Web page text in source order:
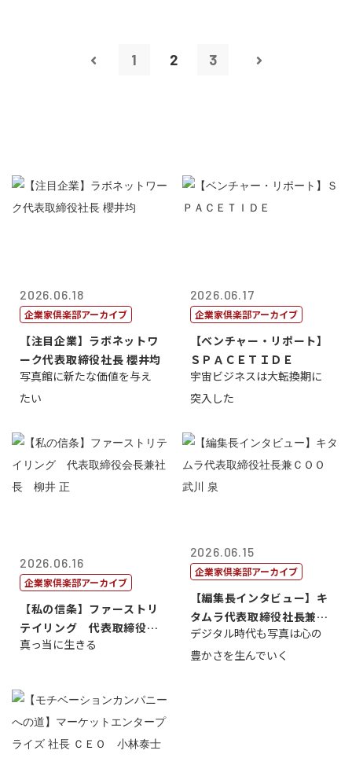
1 2 3
2026.06.18
企業家倶楽部アーカイブ
【注目企業】ラボネットワ
ーク代表取締役社長 櫻井均
写真館に新たな価値を与え
たい
2026.06.17
企業家倶楽部アーカイブ
【ベンチャー・リポート】
ＳＰＡＣＥＴＩＤＥ
宇宙ビジネスは大転換期に
突入した
2026.06.16
企業家倶楽部アーカイブ
【私の信条】ファーストリ
テイリング 代表取締役会
長兼社長 柳...
真っ当に生きる
2026.06.15
企業家倶楽部アーカイブ
【編集長インタビュー】キ
タムラ代表取締役社長兼Ｃ
ＯＯ 武川 ...
デジタル時代も写真は心の
豊かさを生んでいく